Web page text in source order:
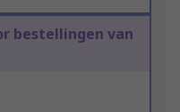
bestellingen van